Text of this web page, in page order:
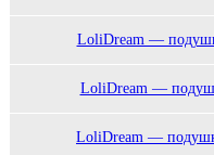
LoliDream —
LoliDream —
LoliDream —